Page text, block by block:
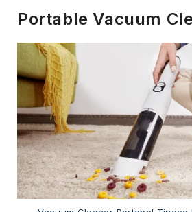
Portable Vacuum